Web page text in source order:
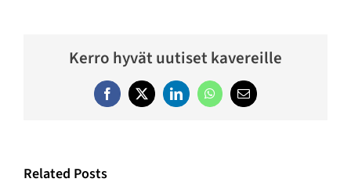
Kerro hyvät uutiset kavereille
FacebookTwitterLinkedInWhatsApp
Email
Related Posts